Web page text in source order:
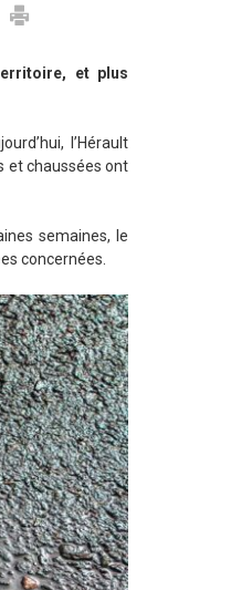
Imprimer
et plus
l’Hérault
et chaussées ont
semaines, le
concernées.